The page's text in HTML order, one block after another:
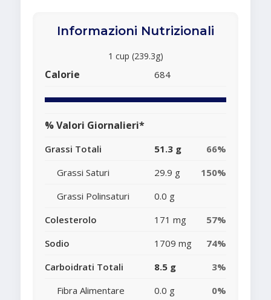
Informazioni Nutrizionali
1 cup (239.3g)
Calorie 684
% Valori Giornalieri*
Grassi Totali 51.3 g
66%
Grassi Saturi
29.9 g
150%
Grassi Polinsaturi
0.0 g
Colesterolo
171 mg
57%
Sodio
1709 mg
74%
Carboidrati Totali
8.5 g
3%
Fibra Alimentare
0.0 g
0%